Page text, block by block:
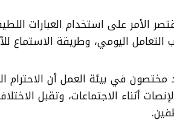
الأمر على استخدام العبارات
التعامل اليومي، وطريقة الاستماع
مختصون في بيئة العمل أن
أثناء الاجتماعات، وتقبل